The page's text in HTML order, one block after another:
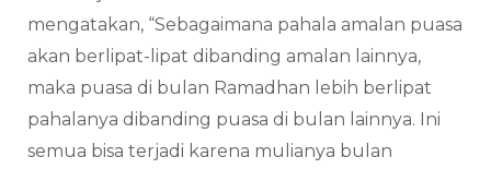
mengatakan, “Sebagaimana pahala amalan puasa
akan berlipat-lipat dibanding amalan lainnya,
maka puasa di bulan Ramadhan lebih berlipat
pahalanya dibanding puasa di bulan lainnya. Ini
semua bisa terjadi karena mulianya bulan